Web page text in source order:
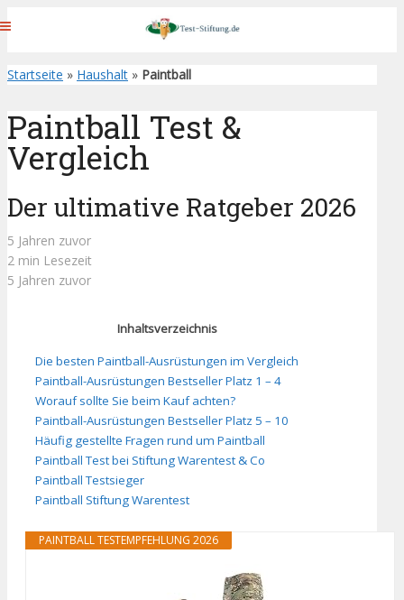
Startseite » Haushalt » Paintball
Paintball Test &
Vergleich
Der ultimative Ratgeber 2026
5 Jahren zuvor
2 min Lesezeit
5 Jahren zuvor
Inhaltsverzeichnis
Die besten Paintball-Ausrüstungen im Vergleich
Paintball-Ausrüstungen Bestseller Platz 1 – 4
Worauf sollte Sie beim Kauf achten?
Paintball-Ausrüstungen Bestseller Platz 5 – 10
Häufig gestellte Fragen rund um Paintball
Paintball Test bei Stiftung Warentest & Co
Paintball Testsieger
Paintball Stiftung Warentest
PAINTBALL TESTEMPFEHLUNG 2026